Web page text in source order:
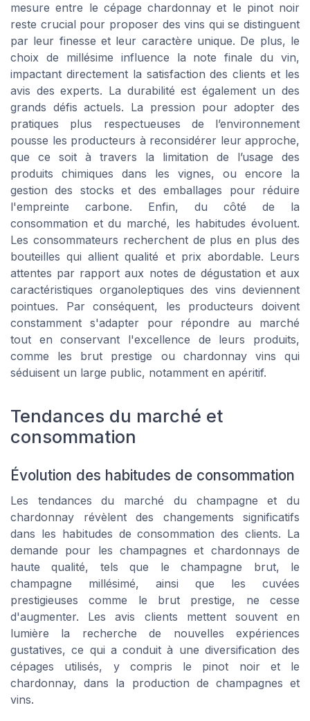
mesure entre le cépage chardonnay et le pinot noir
reste crucial pour proposer des vins qui se distinguent
par leur finesse et leur caractère unique. De plus, le
choix de millésime influence la note finale du vin,
impactant directement la satisfaction des clients et les
avis des experts. La durabilité est également un des
grands défis actuels. La pression pour adopter des
pratiques plus respectueuses de l’environnement
pousse les producteurs à reconsidérer leur approche,
que ce soit à travers la limitation de l’usage des
produits chimiques dans les vignes, ou encore la
gestion des stocks et des emballages pour réduire
l'empreinte carbone. Enfin, du côté de la
consommation et du marché, les habitudes évoluent.
Les consommateurs recherchent de plus en plus des
bouteilles qui allient qualité et prix abordable. Leurs
attentes par rapport aux notes de dégustation et aux
caractéristiques organoleptiques des vins deviennent
pointues. Par conséquent, les producteurs doivent
constamment s'adapter pour répondre au marché
tout en conservant l'excellence de leurs produits,
comme les brut prestige ou chardonnay vins qui
séduisent un large public, notamment en apéritif.
Tendances du marché et
consommation
Évolution des habitudes de consommation
Les tendances du marché du champagne et du
chardonnay révèlent des changements significatifs
dans les habitudes de consommation des clients. La
demande pour les champagnes et chardonnays de
haute qualité, tels que le champagne brut, le
champagne millésimé, ainsi que les cuvées
prestigieuses comme le brut prestige, ne cesse
d'augmenter. Les avis clients mettent souvent en
lumière la recherche de nouvelles expériences
gustatives, ce qui a conduit à une diversification des
cépages utilisés, y compris le pinot noir et le
chardonnay, dans la production de champagnes et
vins.